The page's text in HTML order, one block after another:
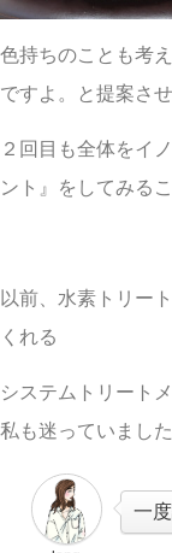
色持ちのことも考
ですよ。と提案さ
２回目も全体をイ
ント』をしてみるこ
以前、水素トリー
くれる
システムトリート
私も迷っていまし
一